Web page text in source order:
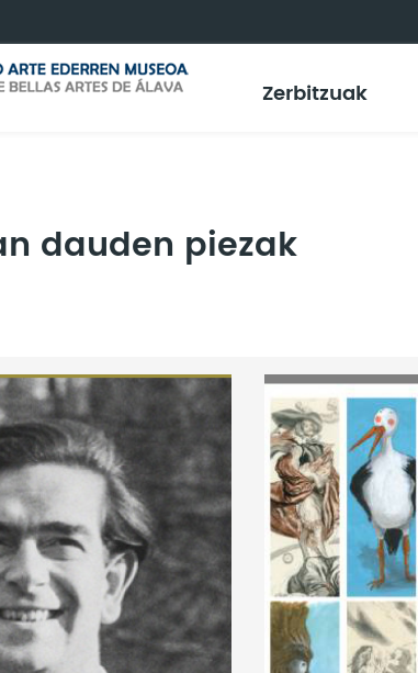
Zerbitzuak
dauden piezak